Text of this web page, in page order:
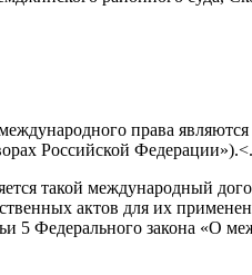
права являются
Российской
такой международный
актов для их
5 Федерального закона «О